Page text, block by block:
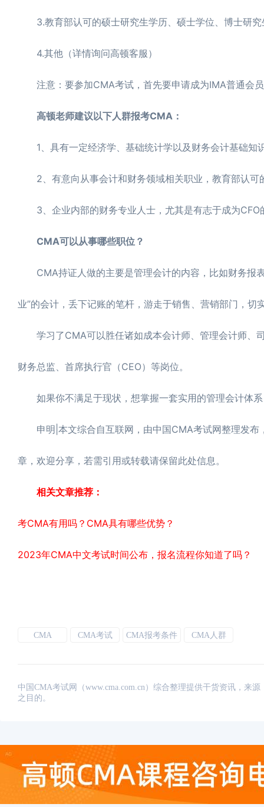
3.教育部认可的硕士研究生学历、硕士学位、博士研究
4.其他（详情询问高顿客服）
注意：要参加CMA考试，首先要申请成为IMA普通会
高顿老师建议以下人群报考CMA：
1、具有一定经济学、基础统计学以及财务会计基础知
2、有意向从事会计和财务领域相关职业，教育部认可
3、企业内部的财务专业人士，尤其是有志于成为CFO
CMA可以从事哪些职位？
CMA持证人做的主要是管理会计的内容，比如财务报
业”的会计，丢下记账的笔杆，游走于销售、营销部门，
学习了CMA可以胜任诸如成本会计师、管理会计师、
财务总监、首席执行官（CEO）等岗位。
如果你不满足于现状，想掌握一套实用的管理会计体系
申明|本文综合自互联网，由中国CMA考试网整理发布
章，欢迎分享，若需引用或转载请保留此处信息。
相关文章推荐：
考CMA有用吗？CMA具有哪些优势？
2023年CMA中文考试时间公布，报名流程你知道了吗？
CMA CMA考试 CMA报考条件 CMA人群
中国CMA考试网（www.cma.com.cn）综合整理提供干货资讯，来
之目的。